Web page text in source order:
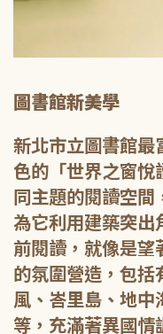
圖書館新美學
新北市立圖書館最
色的「世界之窗悅
同主題的閱讀空間
為它利用建築突出
前閱讀，就像是望
的氛圍營造，包括
風、峇里島、地中
等，充滿著異國情